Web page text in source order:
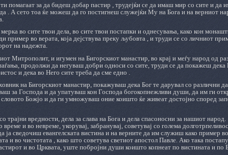
помагаат за да бидеш добар пастир , трудејќи се да имаш мир со сите и да
. А сето тоа ќе можеш да го постигнеш служејќи Му на Бога и на верниот
во сите твои дела, во сите твои постапки и однесувања, како кон
пример во верата, која дејствува преку љубовта , и труди се со личниот
на надежта.
Митрополит, и игумен на Бигорскиот манастир, во крај и меѓу народ од
продолжи да негуваш добри односи со сите, труди се да покажеш дека
и дека во Него сите треба да сме едно .
на Бигорскиот манастир, покажуваш дека Бог те дарувал со различни
за Господа и да упатуваш кон Господа богокопнежливи души, да им ги
Божјо и да ги умножуваш оние коишто ќе живеат достојно според
вредности, дела за слава на Бога и дела спасоносни за нашиот народ.
и во невреме, укорувај, забранувај, советувај со голема
сведочиш евангелската вистина и на верните да им служиш како пример
и во чистотата , како што советува светиот апостол Павле. Ако така
и во Црквата, уште побројни души коишто копнеат по вистината и по